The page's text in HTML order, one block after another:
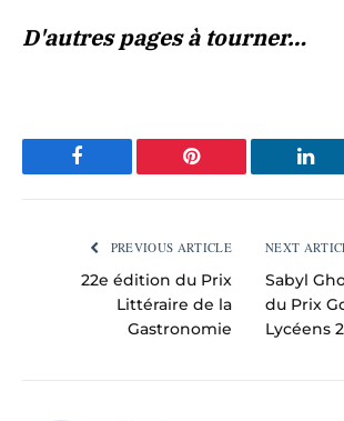
D'autres pages à tourner…
Facebook Pinterest
PREVIOUS ARTICLE
22e édition du Prix
Littéraire de la
Gastronomie
NEXT
Sabyl
du Prix
Lycéens